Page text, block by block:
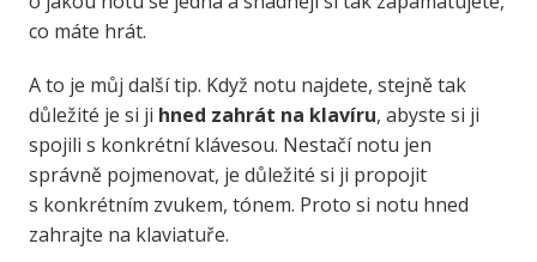
co máte hrát.
A to je můj další tip. Když notu najdete, stejně tak
důležité je si ji hned zahrát na klavíru, abyste si ji
spojili s konkrétní klávesou. Nestačí notu jen
správně pojmenovat, je důležité si ji propojit
s konkrétním zvukem, tónem. Proto si notu hned
zahrajte na klaviatuře.